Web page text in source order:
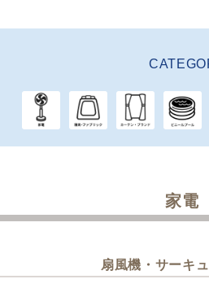
家電
扇風機・サーキ